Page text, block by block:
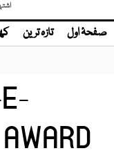
صفحۂ اول تازہ ترین